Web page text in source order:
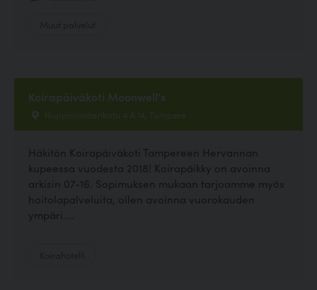
Koirapäiväkoti Moonwell's
Huppionmäenkatu 4 A 14, Tampere
Häkitön Koirapäiväkoti Tampereen Hervannan
kupeessa vuodesta 2018! Koirapäikky on avoinna
arkisin 07-16. Sopimuksen mukaan tarjoamme myös
hoitolapalveluita, ollen avoinna vuorokauden
ympäri....